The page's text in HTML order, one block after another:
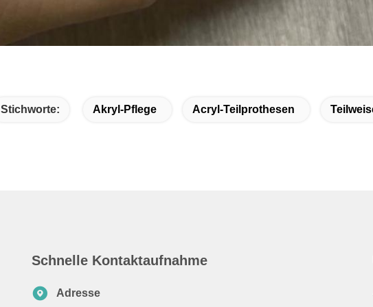
Stichworte: Akryl-Pflege Acryl-Teilprothesen
Schnelle Kontaktaufnahme
Adresse